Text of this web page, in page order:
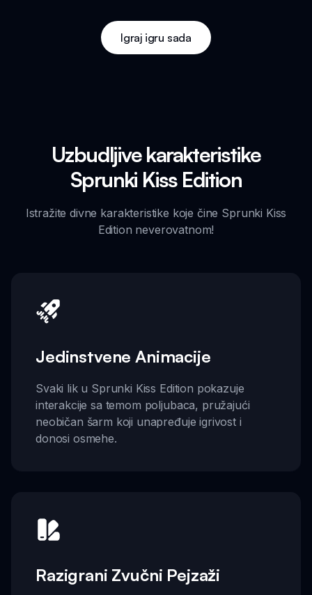
Igraj igru sada
Uzbudljive karakteristike
Sprunki Kiss Edition
Istražite divne karakteristike koje čine Sprunki Kiss
Edition neverovatnom!
Jedinstvene Animacije
Svaki lik u Sprunki Kiss Edition pokazuje
interakcije sa temom poljubaca, pružajući
neobičan šarm koji unapređuje igrivost i
donosi osmehe.
Razigrani Zvučni Pejzaži